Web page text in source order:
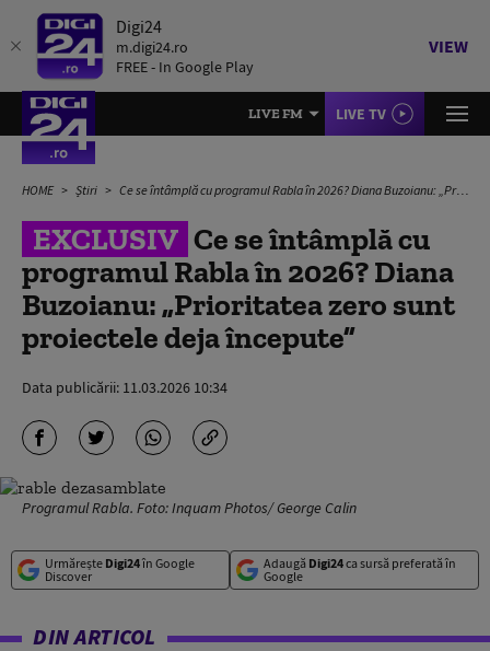
Digi24
m.digi24.ro
FREE - In Google Play
VIEW
LIVE FM LIVE TV
HOME Știri Ce se întâmplă cu programul Rabla în 2026? Diana Buzoianu: „Prioritatea zero sunt proiectele deja începute”
EXCLUSIV Ce se întâmplă cu
programul Rabla în 2026? Diana
Buzoianu: „Prioritatea zero sunt
proiectele deja începute”
Data publicării: 11.03.2026 10:34
Programul Rabla. Foto: Inquam Photos/ George Calin
Urmărește Digi24în Google
Discover
Adaugă Digi24ca sursă preferată în
Google
DIN ARTICOL